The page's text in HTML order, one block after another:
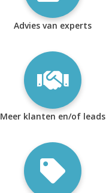
Advies van experts
Meer klanten en/of leads